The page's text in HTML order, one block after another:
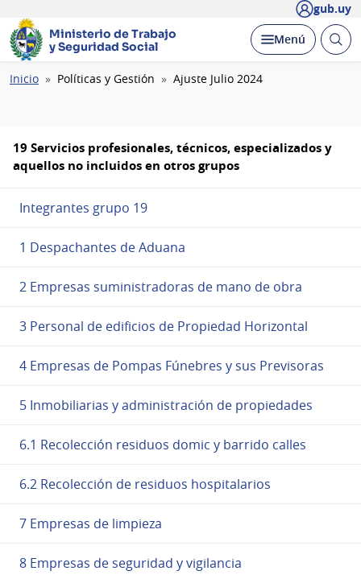
gub.uy
Ministerio de Trabajo
y Seguridad Social
Desplegar
Menú Abrir
Ruta
Inicio Políticas y Gestión Ajuste Julio 2024
19 Servicios profesionales, técnicos, especializados y
aquellos no incluidos en otros grupos
Integrantes grupo 19
1 Despachantes de Aduana
2 Empresas suministradoras de mano de obra
3 Personal de edificios de Propiedad Horizontal
4 Empresas de Pompas Fúnebres y sus Previsoras
5 Inmobiliarias y administración de propiedades
6.1 Recolección residuos domic y barrido calles
6.2 Recolección de residuos hospitalarios
7 Empresas de limpieza
8 Empresas de seguridad y vigilancia